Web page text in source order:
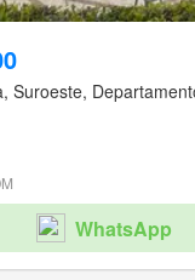
Suroeste,
WhatsApp